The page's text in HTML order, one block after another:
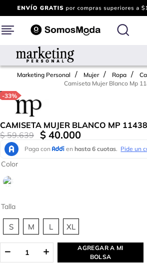
Marketing Personal Mujer Ropa
Camiseta Mujer Blanco Mp
-33%
CAMISETA MUJER BLANCO MP
$ 59.639 $ 40.000
Talla
S M L XL
Color
AGREGAR A MI
BOLSA